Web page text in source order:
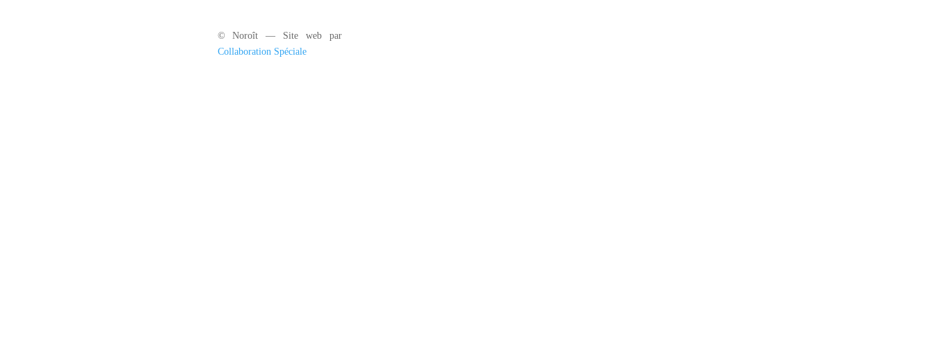
© Noroît — Site web par
Collaboration Spéciale